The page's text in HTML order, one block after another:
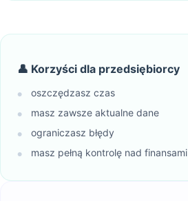
👤 Korzyści dla przedsiębiorcy
● oszczędzasz czas
● masz zawsze aktualne dane
● ograniczasz błędy
● masz pełną kontrolę nad finansami